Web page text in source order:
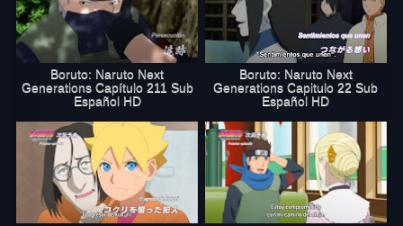
Boruto: Naruto Next
Generations Capítulo 211 Sub
Español HD
Boruto: Naruto Next
Generations Capitulo 22 Sub
Español HD